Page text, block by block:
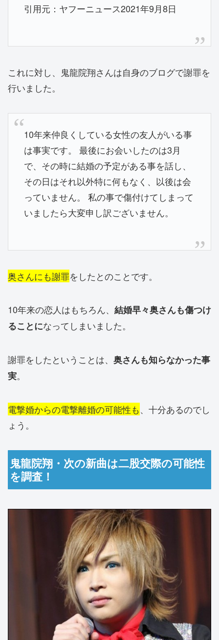
引用元：ヤフーニュース2021年9月8日
これに対し、鬼龍院翔さんは自身のブログで謝罪を
行いました。
10年来仲良くしている女性の友人がいる事
は事実です。 最後にお会いしたのは3月
で、その時に結婚の予定がある事を話し、
その日はそれ以外特に何もなく、以後は会
っていません。 私の事で傷付けてしまって
いましたら大変申し訳ございません。
奥さんにも謝罪をしたとのことです。
10年来の恋人はもちろん、 結婚早々奥さんも傷つけ
ることになってしまいました。
謝罪をしたということは、 奥さんも知らなかった事
実。
電撃婚からの電撃離婚の可能性も、十分あるのでし
ょう。
鬼龍院翔・次の新曲は二股交際の可能性
を調査！